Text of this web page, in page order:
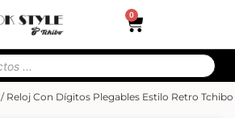
0
/ Reloj Con Dígitos Plegables Estilo Retro Tchibo